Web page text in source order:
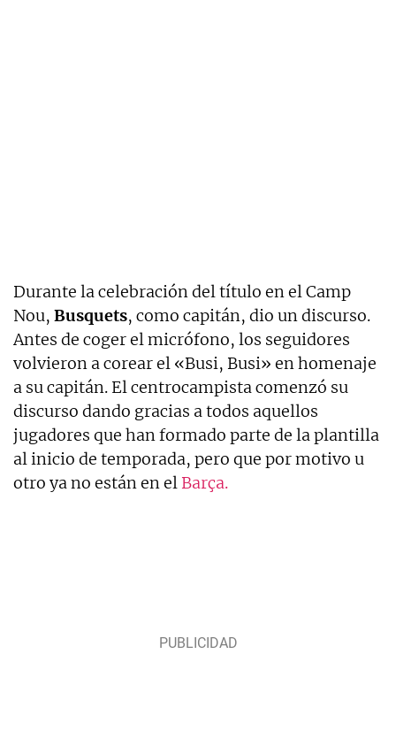
Durante la celebración del título en el Camp
Nou, Busquets, como capitán, dio un discurso.
Antes de coger el micrófono, los seguidores
volvieron a corear el «Busi, Busi» en homenaje
a su capitán. El centrocampista comenzó su
discurso dando gracias a todos aquellos
jugadores que han formado parte de la plantilla
al inicio de temporada, pero que por motivo u
otro ya no están en el Barça.